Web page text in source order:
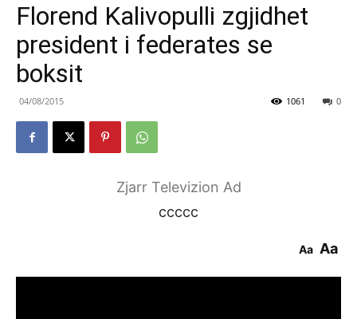
Florend Kalivopulli zgjidhet
president i federates se
boksit
04/08/2015 0
1061
Zjarr Televizion Ad
ccccc
Aa Aa